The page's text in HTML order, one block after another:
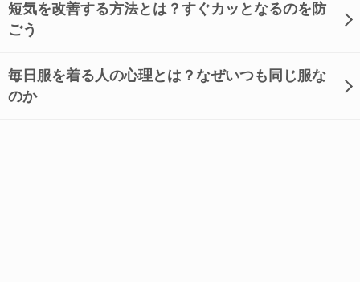
短気を改善する方法とは？すぐカッとなるのを防
ごう
毎日服を着る人の心理とは？なぜいつも同じ服な
のか